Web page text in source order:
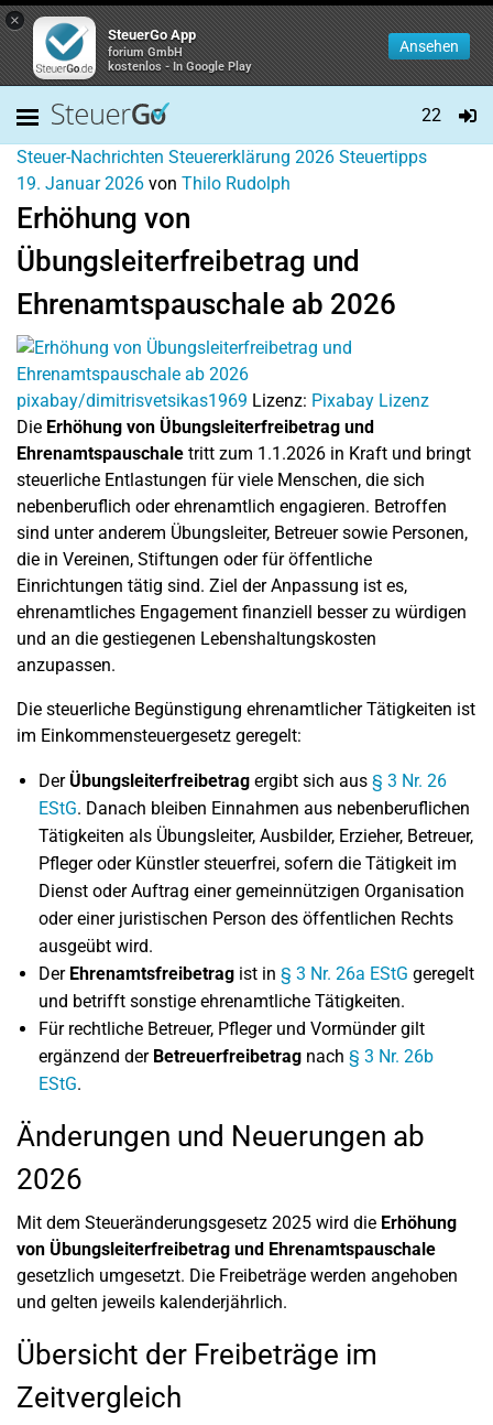
×
SteuerGo App
forium GmbH
kostenlos - In Google Play
Ansehen
22
Steuer-Nachrichten Steuererklärung 2026 Steuertipps
19. Januar 2026 von Thilo Rudolph
Erhöhung von
Übungsleiterfreibetrag und
Ehrenamtspauschale ab 2026
pixabay/dimitrisvetsikas1969 Lizenz: Pixabay Lizenz
Die Erhöhung von Übungsleiterfreibetrag und
Ehrenamtspauschale tritt zum 1.1.2026 in Kraft und bringt
steuerliche Entlastungen für viele Menschen, die sich
nebenberuflich oder ehrenamtlich engagieren. Betroffen
sind unter anderem Übungsleiter, Betreuer sowie Personen,
die in Vereinen, Stiftungen oder für öffentliche
Einrichtungen tätig sind. Ziel der Anpassung ist es,
ehrenamtliches Engagement finanziell besser zu würdigen
und an die gestiegenen Lebenshaltungskosten
anzupassen.
Die steuerliche Begünstigung ehrenamtlicher Tätigkeiten ist
im Einkommensteuergesetz geregelt:
Der Übungsleiterfreibetrag ergibt sich aus § 3 Nr. 26
EStG. Danach bleiben Einnahmen aus nebenberuflichen
Tätigkeiten als Übungsleiter, Ausbilder, Erzieher, Betreuer,
Pfleger oder Künstler steuerfrei, sofern die Tätigkeit im
Dienst oder Auftrag einer gemeinnützigen Organisation
oder einer juristischen Person des öffentlichen Rechts
ausgeübt wird.
Der Ehrenamtsfreibetrag ist in § 3 Nr. 26a EStG geregelt
und betrifft sonstige ehrenamtliche Tätigkeiten.
Für rechtliche Betreuer, Pfleger und Vormünder gilt
ergänzend der Betreuerfreibetrag nach § 3 Nr. 26b
EStG.
Änderungen und Neuerungen ab
2026
Mit dem Steueränderungsgesetz 2025 wird die Erhöhung
von Übungsleiterfreibetrag und Ehrenamtspauschale
gesetzlich umgesetzt. Die Freibeträge werden angehoben
und gelten jeweils kalenderjährlich.
Übersicht der Freibeträge im
Zeitvergleich